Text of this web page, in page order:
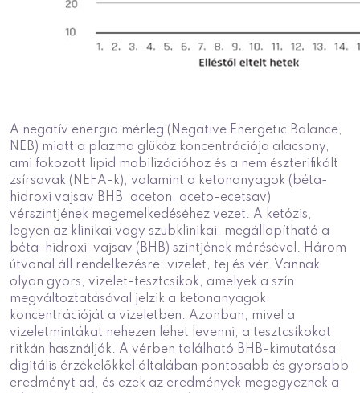
A negatív energia mérleg (Negative Energetic Balance,
NEB) miatt a plazma glükóz koncentrációja alacsony,
ami fokozott lipid mobilizációhoz és a nem észterifikált
zsírsavak (NEFA-k), valamint a ketonanyagok (béta-
hidroxi vajsav BHB, aceton, aceto-ecetsav)
vérszintjének megemelkedéséhez vezet. A ketózis,
legyen az klinikai vagy szubklinikai, megállapítható a
béta-hidroxi-vajsav (BHB) szintjének mérésével. Három
útvonal áll rendelkezésre: vizelet, tej és vér. Vannak
olyan gyors, vizelet-tesztcsíkok, amelyek a szín
megváltoztatásával jelzik a ketonanyagok
koncentrációját a vizeletben. Azonban, mivel a
vizeletmintákat nehezen lehet levenni, a tesztcsíkokat
ritkán használják. A vérben található BHB-kimutatása
digitális érzékelőkkel általában pontosabb és gyorsabb
eredményt ad, és ezek az eredmények megegyeznek a